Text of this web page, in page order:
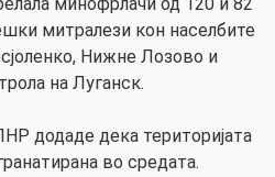
митралези кон населбите
Нижне Лозово и
на Луганск.
додаде дека територијата
во средата.